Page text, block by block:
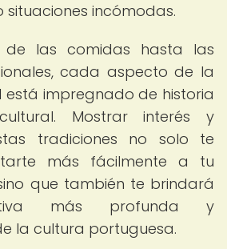
incómodas.
las comidas hasta las
cada aspecto de la
está impregnado de historia
Mostrar interés y
tradiciones no solo te
más fácilmente a tu
que también te brindará
más profunda y
la cultura portuguesa.